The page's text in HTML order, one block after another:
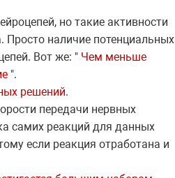
но такие активности
Просто наличие потенциальных
Вот же: " Чем меньше
".
решений.
передачи нервных
самих реакций для данных
если реакция отработана и